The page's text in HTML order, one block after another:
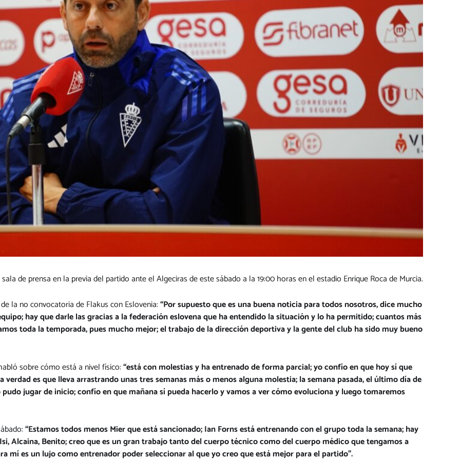
de prensa en la previa del partido ante el Algeciras de este sábado a la 19:00 horas en el estadio Enrique Roca de Murcia.
la no convocatoria de Flakus con Eslovenia:“Por supuesto que es una buena noticia para todos nosotros, dice mucho
hay que darle las gracias a la federación eslovena que ha entendido la situación y lo ha permitido; cuantos más
toda la temporada, pues mucho mejor; el trabajo de la dirección deportiva y la gente del club ha sido muy bueno
sobre cómo está a nivel físico:“está con molestias y ha entrenado de forma parcial; yo confío en que hoy sí que
es que lleva arrastrando unas tres semanas más o menos alguna molestia; la semana pasada, el último día de
jugar de inicio; confío en que mañana sí pueda hacerlo y vamos a ver cómo evoluciona y luego tomaremos
“Estamos todos menos Mier que está sancionado; Ian Forns está entrenando con el grupo toda la semana; hay
Alcaina, Benito; creo que es un gran trabajo tanto del cuerpo técnico como del cuerpo médico que tengamos a
mí es un lujo como entrenador poder seleccionar al que yo creo que está mejor para el partido”.